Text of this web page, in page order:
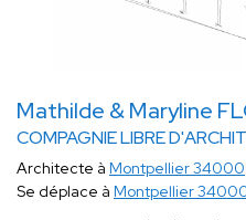
Mathilde & Maryline
COMPAGNIE LIBRE
Architecte à Montpellier 34000
Se déplace à Montpellier